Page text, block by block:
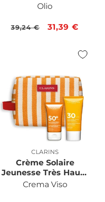
Olio
Prezzo
39,24 €
Prezzo
31,39 €
Produttore:
CLARINS
Crème Solaire
Jeunesse Très Haute
Protection SPF 50+
Crema Viso